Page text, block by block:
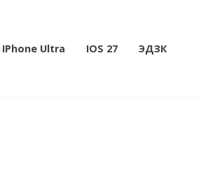
IPhone Ultra IOS 27 ЭДЗК